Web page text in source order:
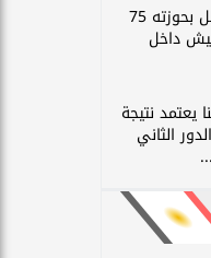
ضبط عاطل بحوزته 75
داخل
يعتمد نتيجة
الثاني